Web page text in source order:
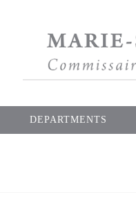
DEPARTMENTS